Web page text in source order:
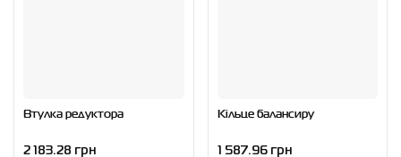
Втулка редуктора
2 183.28 грн
Кільце балансиру
1 587.96 грн